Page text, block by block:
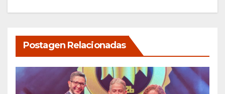
Postagen Relacionadas